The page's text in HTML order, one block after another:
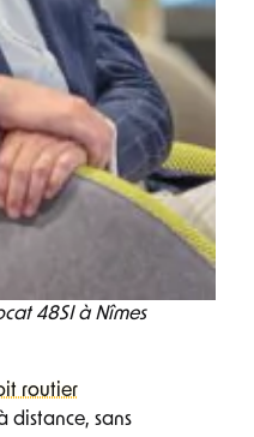
48SI à Nîmes
routier
distance, sans